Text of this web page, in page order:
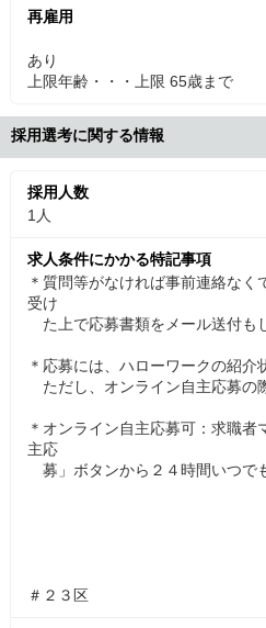
再雇用
あり
上限年齢・・・上限 65歳まで
採用選考に関する情報
採用人数
1人
求人条件にかかる特記事項
＊質問等がなければ事前連絡な
受け
た上で応募書類をメール送付も
＊応募には、ハローワークの紹介
ただし、オンライン自主応募の
＊オンライン自主応募可：求職者
主応
募」ボタンから２４時間いつで
＃２３区